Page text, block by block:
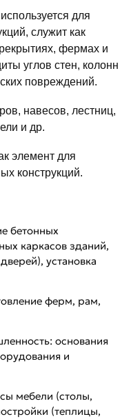
для
служит как
фермах и
углов стен, колонн
повреждений.
навесов, лестниц,
и др.
элемент для
конструкций.
бетонных
каркасов зданий,
установка
ферм, рам,
основания
и
мебели (столы,
(теплицы,